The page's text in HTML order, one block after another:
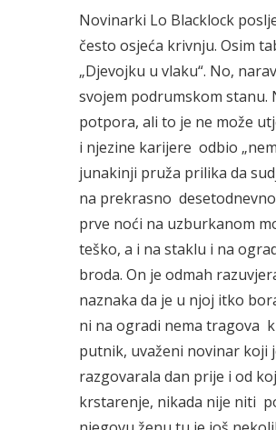
Novinarki Lo Blacklock
često osjeća krivnju. Osim
„Djevojku u vlaku“. No,
svojem podrumskom
potpora, ali to je ne može
i njezine karijere odbio
junakinji pruža prilika da
na prekrasno
prve noći na uzburkanom
teško, a i na staklu i na
broda. On je odmah
naznaka da je u njoj itko
ni na ogradi nema tragova
putnik, uvaženi novinar koji
razgovarala dan prije i od
krstarenje, nikada nije niti